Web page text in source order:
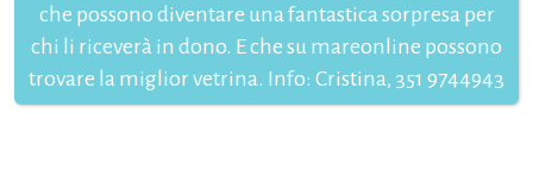
che possono diventare una fantastica sorpresa per
chi li riceverà in dono. E che su mareonline possono
trovare la miglior vetrina. Info: Cristina, 351 9744943